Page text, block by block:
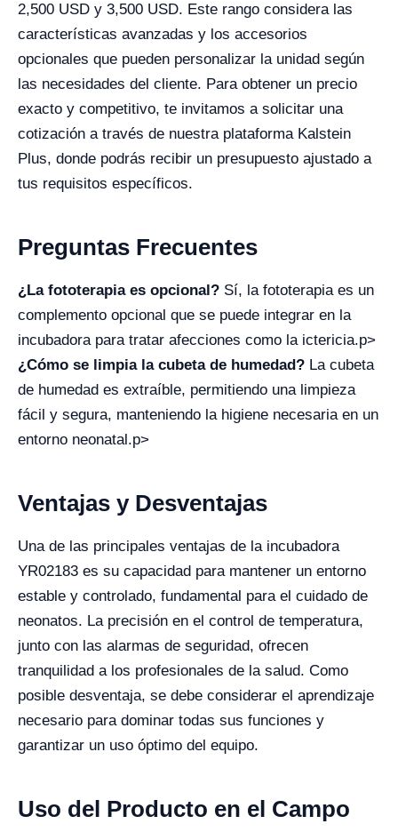
2,500 USD y 3,500 USD. Este rango considera las
características avanzadas y los accesorios
opcionales que pueden personalizar la unidad según
las necesidades del cliente. Para obtener un precio
exacto y competitivo, te invitamos a solicitar una
cotización a través de nuestra plataforma Kalstein
Plus, donde podrás recibir un presupuesto ajustado a
tus requisitos específicos.
Preguntas Frecuentes
¿La fototerapia es opcional? Sí, la fototerapia es un
complemento opcional que se puede integrar en la
incubadora para tratar afecciones como la ictericia.p>
¿Cómo se limpia la cubeta de humedad? La cubeta
de humedad es extraíble, permitiendo una limpieza
fácil y segura, manteniendo la higiene necesaria en un
entorno neonatal.p>
Ventajas y Desventajas
Una de las principales ventajas de la incubadora
YR02183 es su capacidad para mantener un entorno
estable y controlado, fundamental para el cuidado de
neonatos. La precisión en el control de temperatura,
junto con las alarmas de seguridad, ofrecen
tranquilidad a los profesionales de la salud. Como
posible desventaja, se debe considerar el aprendizaje
necesario para dominar todas sus funciones y
garantizar un uso óptimo del equipo.
Uso del Producto en el Campo